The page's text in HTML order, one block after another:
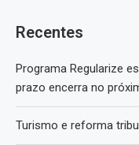
Recentes
Programa Regularize
prazo encerra no
Turismo e reforma